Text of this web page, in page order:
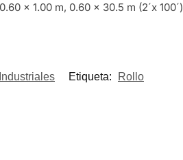
0.60 x 1.00 m, 0.60 x 30.5 m (2´x 100´)
Etiqueta: Rollo